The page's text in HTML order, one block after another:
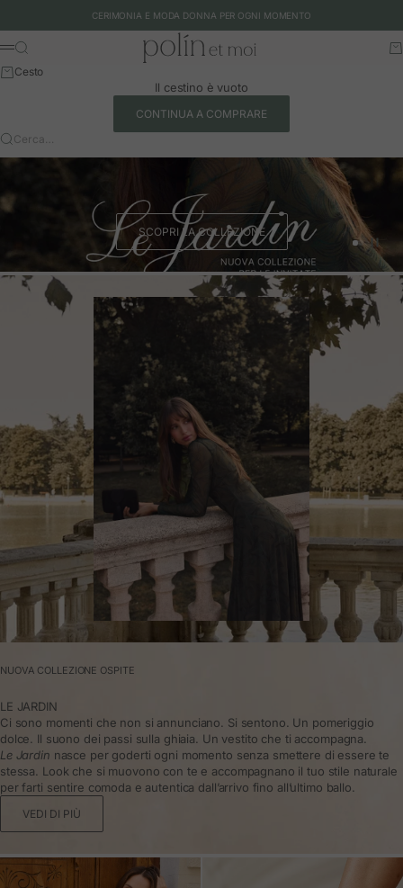
CERIMONIA E MODA DONNA PER OGNI MOMENTO
Polín et moi - EU
Menu
Cerca
Cesto
Il cestino è vuoto
CONTINUA A COMPRARE
Cerca…
SCOPRI LA COLLEZIONE
Vai
Vai
NUOVA COLLEZIONE OSPITE
LE JARDIN
Ci sono momenti che non si annunciano. Si sentono. Un pomeriggio
dolce. Il suono dei passi sulla ghiaia. Un vestito che ti accompagna.
Le Jardin nasce per goderti ogni momento senza smettere di essere te
stessa. Look che si muovono con te e accompagnano il tuo stile naturale
per farti sentire comoda e autentica dall’arrivo fino all’ultimo ballo.
VEDI DI PIÙ